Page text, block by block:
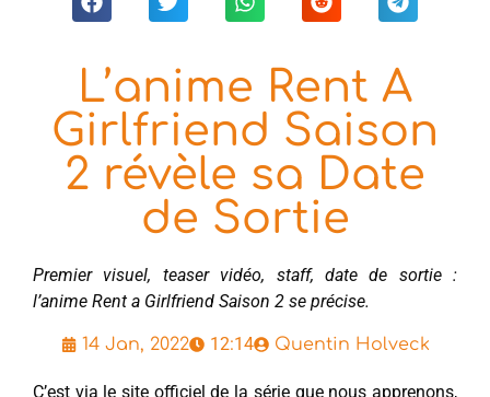
L’anime Rent A
Girlfriend Saison
2 révèle sa Date
de Sortie
Premier visuel, teaser vidéo, staff, date de sortie :
l’anime Rent a Girlfriend Saison 2 se précise.
14 Jan, 2022 12:14 Quentin Holveck
C’est via le site officiel de la série que nous apprenons,